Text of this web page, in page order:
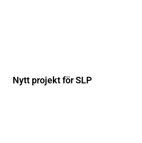
Nytt projekt för SLP